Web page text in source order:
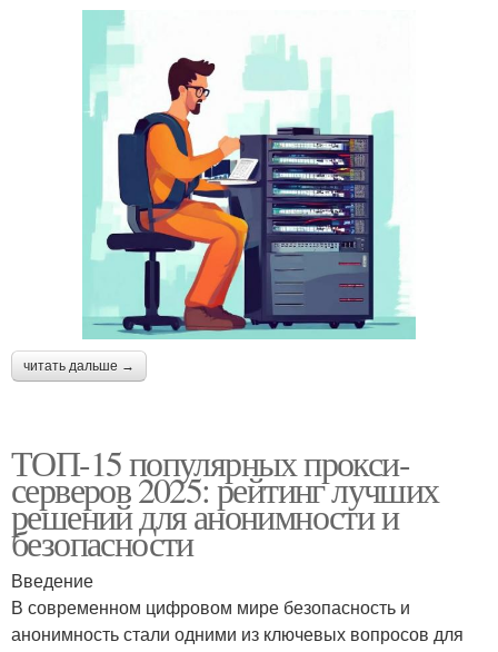
читать дальше →
ТОП-15 популярных прокси-
серверов 2025: рейтинг лучших
решений для анонимности и
безопасности
Введение
В современном цифровом мире безопасность и
анонимность стали одними из ключевых вопросов для